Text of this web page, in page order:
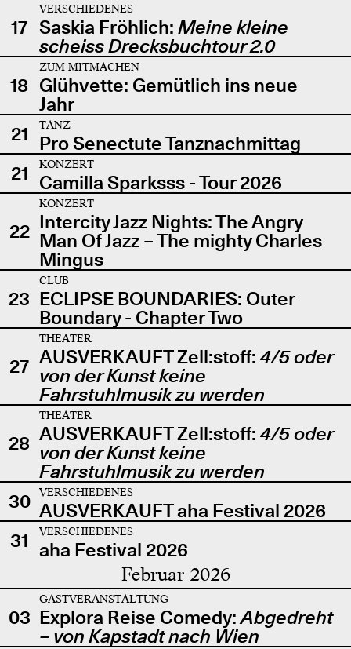
17
VERSCHIEDENES
Saskia Fröhlich: Meine kleine
scheiss Drecksbuchtour 2.0
18
ZUM MITMACHEN
Glühvette: Gemütlich ins neue
Jahr
21
TANZ
Pro Senectute Tanznachmittag
21
KONZERT
Camilla Sparksss - Tour 2026
22
KONZERT
Intercity Jazz Nights: The Angry
Man Of Jazz – The mighty Charles
Mingus
23
CLUB
ECLIPSE BOUNDARIES: Outer
Boundary - Chapter Two
27
THEATER
AUSVERKAUFT Zell:stoff: 4/5 oder
von der Kunst keine
Fahrstuhlmusik zu werden
28
THEATER
AUSVERKAUFT Zell:stoff: 4/5 oder
von der Kunst keine
Fahrstuhlmusik zu werden
30
VERSCHIEDENES
AUSVERKAUFT aha Festival 2026
31
VERSCHIEDENES
aha Festival 2026
Februar 2026
03
GASTVERANSTALTUNG
Explora Reise Comedy:Abgedreht
– von Kapstadt nach Wien